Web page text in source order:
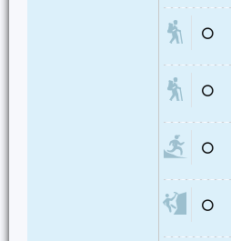
⚪
⚪
⚪
⚪